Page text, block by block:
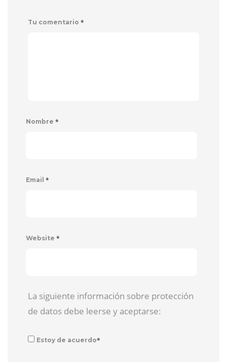
Tu comentario *
Nombre *
Email *
Website *
La siguiente información sobre protección
de datos debe leerse y aceptarse:
Estoy de acuerdo*